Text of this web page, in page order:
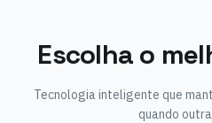
Escolha o
Tecnologia inteligente que
quando